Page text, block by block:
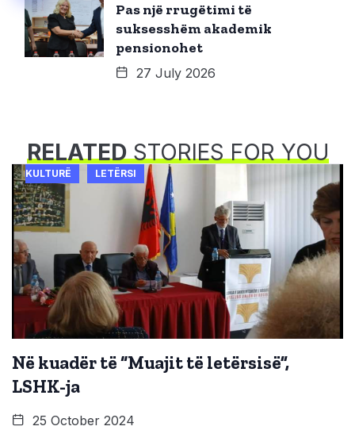
Pas një rrugëtimi të
suksesshëm akademik
pensionohet
27 July 2026
RELATEDSTORIES FOR YOU
KULTURË LETËRSI
Në kuadër të “Muajit të letërsisë”,
LSHK-ja
25 October 2024